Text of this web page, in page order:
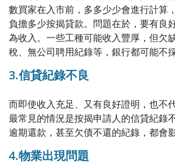
數買家在入市前，多多少少會進行計算
負擔多少按揭貸款。問題在於，要有良
為收入。一些工種可能收入豐厚，但欠
稅、無公司聘用紀錄等，銀行都可能不
3.信貸紀錄不良
而即使收入充足、又有良好證明，也不
最常見的情況是按揭申請人的信貸紀錄
逾期還款，甚至欠債不還的紀錄，都會
4.物業出現問題